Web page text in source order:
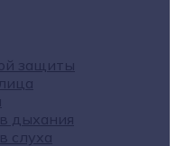
защиты
дыхания
слуха